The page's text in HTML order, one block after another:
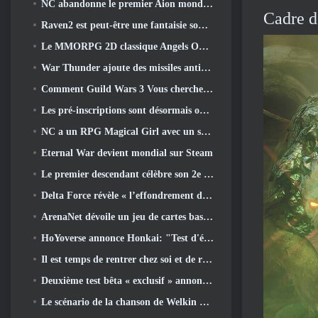
Cadre
NC abandonne le premier Aion mondial 2 Vidéo des développeurs, Partager des détails sur le jeu
Raven2 est peut-être une fantaisie sombre, Mais cela n’arrête pas les plaisirs de l’été
Le MMORPG 2D classique Angels Online est lancé aujourd'hui dans le monde entier
War Thunder ajoute des missiles anti-radiations et une mesure de soutien électronique dans la mise à jour de la cavalerie lourde
Comment Guild Wars 3 Vous cherchez peut-être à innover dans l’espace MMO
Les pré-inscriptions sont désormais ouvertes pour le MIRESI de Smilegate: Un avenir invisible
NC a un RPG Magical Girl avec un style artistique inspiré de l’anime des années 90 en préparation
Eternal War devient mondial sur Steam
Le premier descendant célèbre son 2e anniversaire avec Descendant Fest 2026 Flux
Delta Force révèle « l’effondrement de la saison », annonce la collaboration Rainbow Six Siege
ArenaNet dévoile un jeu de cartes basé sur Guild Wars, Lié par la brume
HoYoverse annonce Honkai: "Test d'évolution" de l'anime Nexus
Il est temps de rentrer chez soi et de restaurer la retraite heureuse là où les vents se rencontrent
Deuxième test bêta « exclusif » annoncé pour les tireurs de survie en équipe qui prennent du temps
Le scénario de la chanson de Welkin Moon de Genshin Impact touche à sa fin.. Sur la Lune